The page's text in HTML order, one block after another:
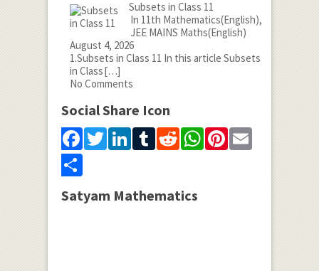
Subsets in Class 11
In 11th Mathematics(English),
JEE MAINS Maths(English)
August 4, 2026
1.Subsets in Class 11 In this article Subsets
in Class[…]
No Comments
Social Share Icon
Facebook
Twitter
LinkedIn
Tumblr
Reddit
WhatsApp
Pinterest
Email
Share
Satyam Mathematics